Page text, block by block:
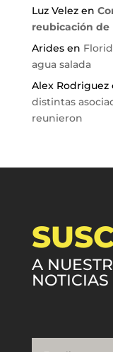
Luz Velezen
reubicación de
Aridesen
agua salada
Alex Rodriguez
distintas
reunieron
A
NOTICIAS